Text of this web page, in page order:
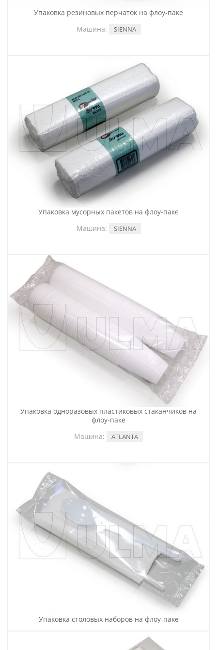
Упаковка резиновых перчаток на флоу-паке
Машина:
SIENNA
Упаковка мусорных пакетов на флоу-паке
Машина:
SIENNA
Упаковка одноразовых пластиковых стаканчиков на
флоу-паке
Машина:
ATLANTA
Упаковка столовых наборов на флоу-паке